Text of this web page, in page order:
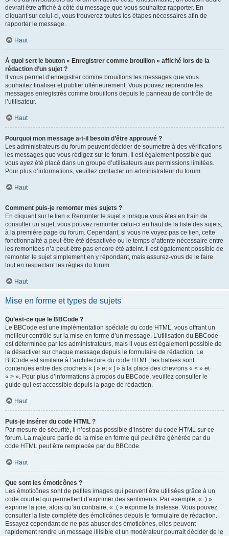
devrait être affiché à côté du message que vous souhaitez rapporter. En
cliquant sur celui-ci, vous trouverez toutes les étapes nécessaires afin de
rapporter le message.
Haut
À quoi sert le bouton « Enregistrer comme brouillon » affiché lors de la
rédaction d’un sujet ?
Il vous permet d’enregistrer comme brouillons les messages que vous
souhaitez finaliser et publier ultérieurement. Vous pouvez reprendre les
messages enregistrés comme brouillons depuis le panneau de contrôle de
l’utilisateur.
Haut
Pourquoi mon message a-t-il besoin d’être approuvé ?
Les administrateurs du forum peuvent décider de soumettre à des vérifications
les messages que vous rédigez sur le forum. Il est également possible que
vous ayez été placé dans un groupe d’utilisateurs aux permissions limitées.
Pour plus d’informations, veuillez contacter un administrateur du forum.
Haut
Comment puis-je remonter mes sujets ?
En cliquant sur le lien « Remonter le sujet » lorsque vous êtes en train de
consulter un sujet, vous pouvez remonter celui-ci en haut de la liste des sujets,
à la première page du forum. Cependant, si vous ne voyez pas ce lien, cette
fonctionnalité a peut-être été désactivée ou le temps d’attente nécessaire entre
les remontées n’a peut-être pas encore été atteint. Il est également possible de
remonter le sujet simplement en y répondant, mais assurez-vous de le faire
tout en respectant les règles du forum.
Haut
Mise en forme et types de sujets
Qu’est-ce que le BBCode ?
Le BBCode est une implémentation spéciale du code HTML, vous offrant un
meilleur contrôle sur la mise en forme d’un message. L’utilisation du BBCode
est déterminée par les administrateurs, mais il vous est également possible de
la désactiver sur chaque message depuis le formulaire de rédaction. Le
BBCode est similaire à l’architecture du code HTML, les balises sont
contenues entre des crochets « [ » et « ] » à la place des chevrons « < » et
« > ». Pour plus d’informations à propos du BBCode, veuillez consulter le
guide qui est accessible depuis la page de rédaction.
Haut
Puis-je insérer du code HTML ?
Par mesure de sécurité, il n’est pas possible d’insérer du code HTML sur ce
forum. La majeure partie de la mise en forme qui peut être générée par du
code HTML peut être remplacée par du BBCode.
Haut
Que sont les émoticônes ?
Les émoticônes sont de petites images qui peuvent être utilisées grâce à un
code court et qui permettent d’exprimer des sentiments. Par exemple, « :) »
exprime la joie, alors qu’au contraire, « :( » exprime la tristesse. Vous pouvez
consulter la liste complète des émoticônes depuis le formulaire de rédaction.
Essayez cependant de ne pas abuser des émoticônes, elles peuvent
rapidement rendre un message illisible et un modérateur pourrait décider de le